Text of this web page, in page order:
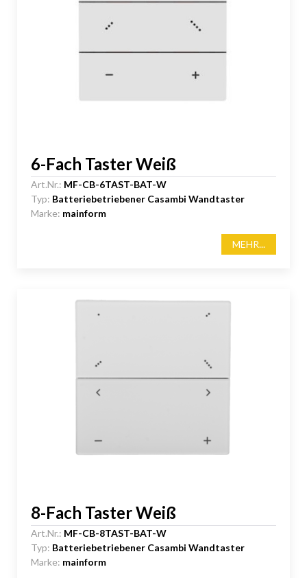
6-Fach Taster Weiß
Art.Nr.: MF-CB-6TAST-BAT-W
Typ: Batteriebetriebener Casambi Wandtaster
Marke: mainform
MEHR...
8-Fach Taster Weiß
Art.Nr.: MF-CB-8TAST-BAT-W
Typ: Batteriebetriebener Casambi Wandtaster
Marke: mainform